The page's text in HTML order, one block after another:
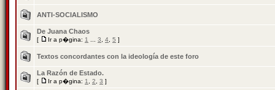
ANTI-SOCIALISMO
De Juana Chaos
[ Ir a p�gina: 1 3 4 5 ]
Textos concordantes con la ideología de este foro
La Razón de Estado.
[ Ir a p�gina: 1 2 3 ]